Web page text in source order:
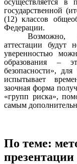
осуществляется
государственной
(12) классов
Федерации.
Возможно,
аттестации
уверенностью
образования –
безопасности»,
испытывает
заочная форма
«групп риска»,
самым
По теме: